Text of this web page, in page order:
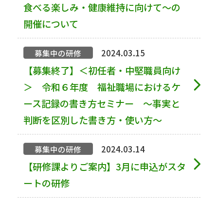
食べる楽しみ・健康維持に向けて～の
開催について
募集中の研修 2024.03.15
【募集終了】＜初任者・中堅職員向け
＞ 令和６年度 福祉職場におけるケ
ース記録の書き方セミナー ～事実と
判断を区別した書き方・使い方～
募集中の研修 2024.03.14
【研修課よりご案内】3月に申込がスタ
ートの研修